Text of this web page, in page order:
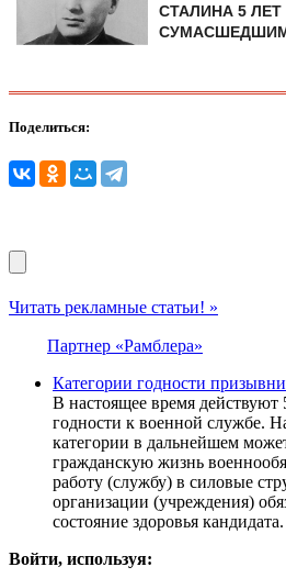
СТАЛИНА 5
Поделиться:
Читать рекламные статьи! »
Партнер «Рамблера»
Категории годности
В настоящее время действуют
годности к военной службе.
категории в дальнейшем
гражданскую жизнь
работу (службу) в силовые
организации (учреждения)
состояние здоровья кандидата.
Войти, используя: